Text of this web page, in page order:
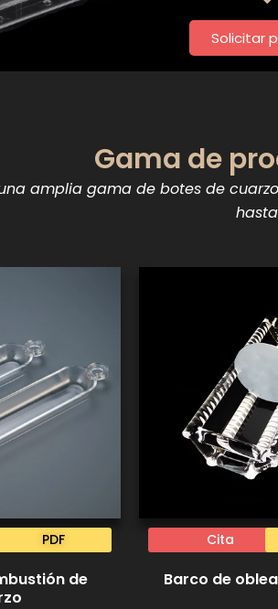
Solicitar
Gama de
una amplia gama de botes de
PDF
de
Cita
Barco de